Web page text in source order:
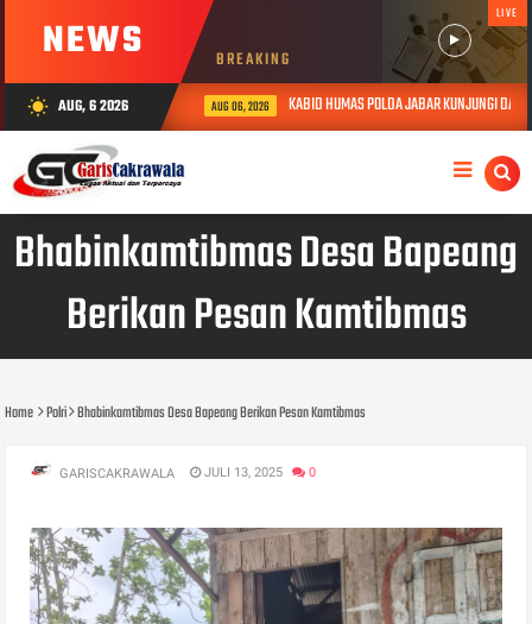
NEWS BREAKING
LIVE
wb_sunny AUG, 6 2026 AUG 06, 2026 KABID HUMAS POLDA JABAR KUNJUNGI DAN
Bhabinkamtibmas Desa Bapeang
Berikan Pesan Kamtibmas
Home Polri Bhabinkamtibmas Desa Bapeang Berikan Pesan Kamtibmas
GARISCAKRAWALA JULI 13, 2025 0